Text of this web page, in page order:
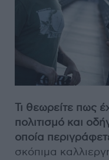
Τι θεωρείτε πως
πολιτισμό και
οποία
σκόπιμα